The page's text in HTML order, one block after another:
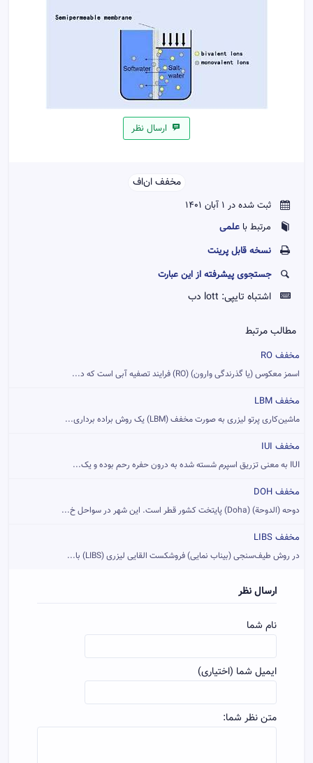
ارسال نظر
مخفف ان‌اف‌‌
ثبت شده در 1 آبان 1401
مرتبط باعلمی
نسخه قابل پرينت
جستجوی پیشرفته از این عبارت
اشتباه تایپی: lott دب
مطالب مرتبط
مخفف RO
اسمز معکوس (یا گذرندگی وارون) (RO) فرایند تصفیه آبی است که د...
مخفف LBM
ماشین‌کاری پرتو لیزری به صورت مخفف (LBM) یک روش براده برداری...
مخفف IUI
IUI به معنی تزریق اسپرم شسته شده به درون حفره‌ رحم بوده و یک...
مخفف DOH
دوحه (الدوحة) (Doha) پایتخت کشور قطر است. این شهر در سواحل خ...
مخفف LIBS
در روش طیف‌سنجی (بیناب نمایی) فروشکست القایی لیزری (LIBS) با...
ارسال نظر
نام شما
ایمیل شما (اختیاری)
متن نظر شما: